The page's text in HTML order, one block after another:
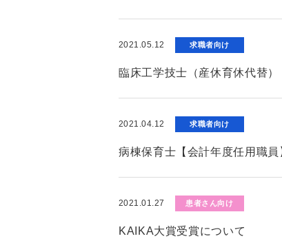
2021.05.12 求職者向け
臨床工学技士（産休育休代替
2021.04.12 求職者向け
病棟保育士【会計年度任用職
2021.01.27 患者さん向け
KAIKA大賞受賞について